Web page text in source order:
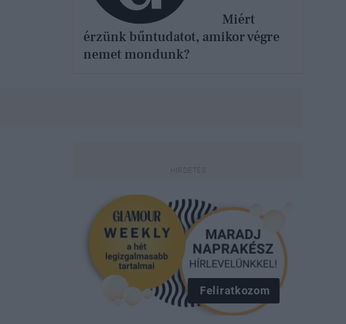
Miért
érzünk bűntudatot, amikor végre
nemet mondunk?
Feliratkozom